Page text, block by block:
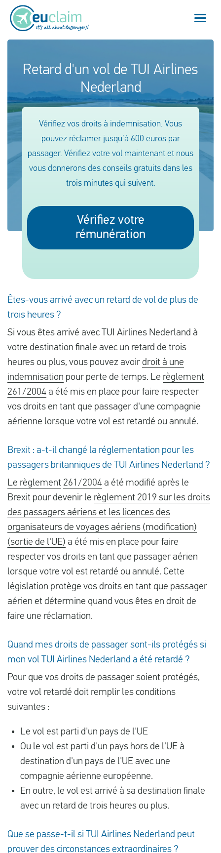
Contrôler la compensation
A propos de nous
Contact
Vol annulé
Connexion manquée
Refus d'embarquement
Notre service
Se connecter
Retard d'un vol de TUI Airlines
Nederland
Vérifiez vos droits à indemnisation. Vous
pouvez réclamer jusqu'à 600 euros par
passager. Vérifiez votre vol maintenant et nous
vous donnerons des conseils gratuits dans les
trois minutes qui suivent.
Vérifiez votre
rémunération
Êtes-vous arrivé avec un retard de vol de plus de
trois heures ?
Si vous êtes arrivé avec TUI Airlines Nederland à
votre destination finale avec un retard de trois
heures ou plus, vous pouvez avoir droit à une
indemnisation pour perte de temps. Le règlement
261/2004 a été mis en place pour faire respecter
vos droits en tant que passager d'une compagnie
aérienne lorsque votre vol est retardé ou annulé.
Brexit : a-t-il changé la réglementation pour les
passagers britanniques de TUI Airlines Nederland ?
Le règlement 261/2004 a été modifié après le
Brexit pour devenir le règlement 2019 sur les droits
des passagers aériens et les licences des
organisateurs de voyages aériens (modification)
(sortie de l'UE) a été mis en place pour faire
respecter vos droits en tant que passager aérien
lorsque votre vol est retardé ou annulé. Cette
législation protège vos droits en tant que passager
aérien et détermine quand vous êtes en droit de
faire une réclamation.
Quand mes droits de passager sont-ils protégés si
mon vol TUI Airlines Nederland a été retardé ?
Pour que vos droits de passager soient protégés,
votre vol retardé doit remplir les conditions
suivantes :
Le vol est parti d'un pays de l'UE
Ou le vol est parti d'un pays hors de l'UE à
destination d'un pays de l'UE avec une
compagnie aérienne européenne.
En outre, le vol est arrivé à sa destination finale
avec un retard de trois heures ou plus.
Que se passe-t-il si TUI Airlines Nederland peut
prouver des circonstances extraordinaires ?